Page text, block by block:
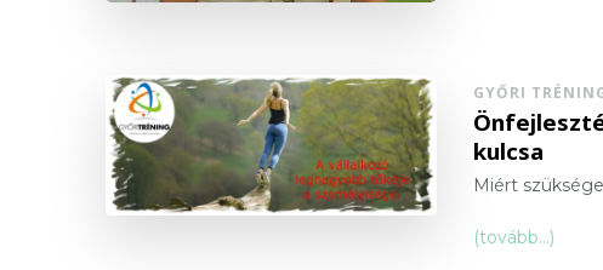
GYŐRI
kulcsa
Miért
(tovább…)